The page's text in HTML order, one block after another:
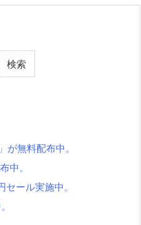
検索
無料配布中。
中。
ール実施中。